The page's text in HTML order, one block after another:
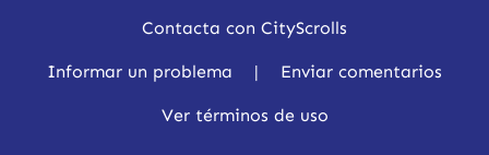
Contacta con CityScrolls
Informar un problema | Enviar comentarios
Ver términos de uso